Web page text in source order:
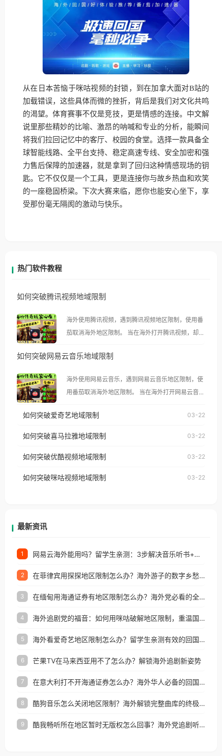
从在日本苦恼于咪咕视频的封锁，到在加拿大面对B站的
加载错误，这些具体而微的挫折，背后是我们对文化共鸣
的渴望。体育赛事不仅是竞技，更是情感的连接。中文解
说里那些精妙的比喻、激昂的呐喊和专业的分析，能瞬间
将我们拉回记忆中的客厅、校园的食堂。选择一款具备全
球智能线路、全平台支持、稳定高速专线、安全加密和强
力售后保障的加速器，就是拿到了回归这种情感现场的钥
匙。它不仅仅是一个工具，更是连接你与故乡热血和欢笑
的一座稳固桥梁。下次大赛来临，愿你也能安心坐下，享
受那份毫无隔阂的激动与快乐。
热门软件教程
如何突破腾讯视频地域限制
海外使用腾讯视频，遇到腾讯视频地区限制，使用番
茄取消海外地区限制。 当在海外打开腾讯视频，却突
示语。 海外用户如香港、澳门、台湾、美国、加拿
像其他音乐平台一样，出现地区及版权限制问题，且
仅能在中国大陆地区播放。 遇到这个问题的朋友们，
使用番茄回国加速器，即可解决「海外用户收听腾讯
台湾、美国、加拿大、澳大利亚、欧洲等国家和地区
权限制所困扰。
如何突破网易云音乐地域限制
海外使用网易云音乐，遇到网易云音乐地区限制，使
用番茄取消海外地区限制。 当在海外打开网易云音
播放”的提示语。 海外用户如香港、澳门、台湾、美
国、加拿大、澳大利亚、欧洲等国家和地区时，网易
制问题，且仅能在中国大陆地区播放。 遇到这个问题
户收听网易云音乐地区版权限制」的问题，无论人在
如何突破爱奇艺地域限制 03-22
如何突破喜马拉雅地域限制 03-22
如何突破优酷视频地域限制 03-22
如何突破咪咕视频地域限制 03-22
最新资讯
1 网易云海外能用吗？留学生亲测：3步解决音乐听书+银行视频地区限制
2 在菲律宾用探探地区限制怎么办？海外游子的数字乡愁与破局之道
3 在缅甸用海通证券有地区限制怎么办？海外党必看的全场景回国加速指南
4 海外追剧党的福音：如何用咪咕破解地区限制，重温国内精彩
5 海外看爱奇艺地区限制怎么办？留学生亲测有效的回国加速器选择指南
6 芒果TV在马来西亚用不了怎么办？解锁海外追剧新姿势
7 在意大利打不开海通证券怎么办？海外华人必备的回国加速指南（附2026世界杯观赛秘籍）
8 酷狗音乐怎么关闭地区限制？海外解锁完整曲库的终极指南
9 酷我畅听所在地区暂时无版权怎么回事？海外党追剧听歌的破局指南